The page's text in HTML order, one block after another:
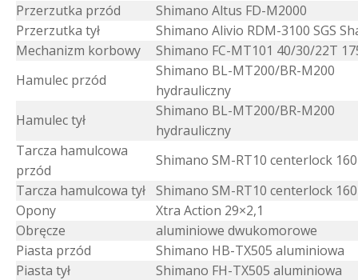
Przerzutka przód
Shimano Altus FD-M2000
Przerzutka tył
Shimano Alivio RDM-3100 SGS
Mechanizm korbowy
Shimano FC-MT101 40/30/22T
Hamulec przód
Shimano BL-MT200/BR-M200
hydrauliczny
Hamulec tył
Shimano BL-MT200/BR-M200
hydrauliczny
Tarcza hamulcowa
przód
Shimano SM-RT10 centerlock
Tarcza hamulcowa tył Shimano SM-RT10 centerlock
Opony
Xtra Action 29×2,1
Obręcze
aluminiowe dwukomorowe
Piasta przód
Shimano HB-TX505 aluminiowa
Piasta tył
Shimano FH-TX505 aluminiowa